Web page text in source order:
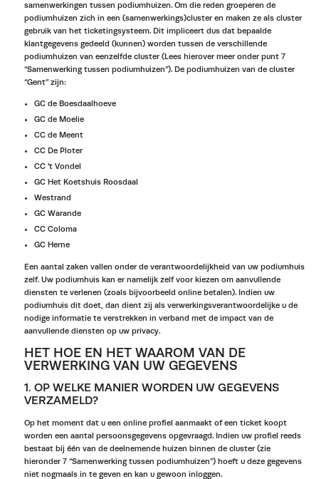
samenwerkingen tussen podiumhuizen. Om die reden groeperen de
podiumhuizen zich in een (samenwerkings)cluster en maken ze als cluster
gebruik van het ticketingsysteem. Dit impliceert dus dat bepaalde
klantgegevens gedeeld (kunnen) worden tussen de verschillende
podiumhuizen van eenzelfde cluster (Lees hierover meer onder punt 7
“Samenwerking tussen podiumhuizen”). De podiumhuizen van de cluster
“Gent” zijn:
GC de Boesdaalhoeve
GC de Moelie
CC de Meent
CC De Ploter
CC 't Vondel
GC Het Koetshuis Roosdaal
Westrand
GC Warande
CC Coloma
GC Herne
Een aantal zaken vallen onder de verantwoordelijkheid van uw podiumhuis
zelf. Uw podiumhuis kan er namelijk zelf voor kiezen om aanvullende
diensten te verlenen (zoals bijvoorbeeld online betalen). Indien uw
podiumhuis dit doet, dan dient zij als verwerkingsverantwoordelijke u de
nodige informatie te verstrekken in verband met de impact van de
aanvullende diensten op uw privacy.
HET HOE EN HET WAAROM VAN DE
VERWERKING VAN UW GEGEVENS
1. OP WELKE MANIER WORDEN UW GEGEVENS
VERZAMELD?
Op het moment dat u een online profiel aanmaakt of een ticket koopt
worden een aantal persoonsgegevens opgevraagd. Indien uw profiel reeds
bestaat bij één van de deelnemende huizen binnen de cluster (zie
hieronder 7 “Samenwerking tussen podiumhuizen”) hoeft u deze gegevens
niet nogmaals in te geven en kan u gewoon inloggen.